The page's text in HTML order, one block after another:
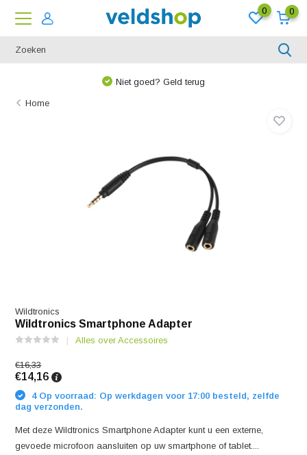
0 0
Niet goed? Geld terug
Home
Wildtronics
Wildtronics Smartphone Adapter
Alles over Accessoires
€16,33
€14,16
4 Op voorraad: Op werkdagen voor 17:00 besteld, zelfde
dag verzonden.
Met deze Wildtronics Smartphone Adapter kunt u een externe,
gevoede microfoon aansluiten op uw smartphone of tablet....